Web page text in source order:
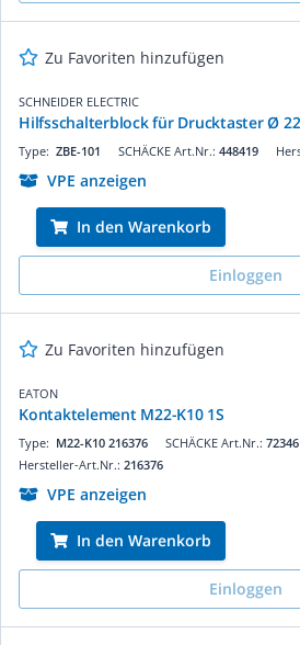
Zu Favoriten hinzufügen
SCHNEIDER ELECTRIC
Hilfsschalterblock für Drucktaster Ø
SCHÄCKE Art.Nr.: 448419
Type: ZBE-101
VPE anzeigen
In den Warenkorb
Einloggen
Zu Favoriten hinzufügen
EATON
Kontaktelement M22-K10 1S
SCHÄCKE Art.Nr.: 72346
Type: M22-K10 216376
Hersteller-Art.Nr.: 216376
VPE anzeigen
In den Warenkorb
Einloggen